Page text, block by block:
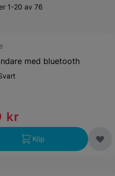
1-20 av 76
med bluetooth
kr
Köp